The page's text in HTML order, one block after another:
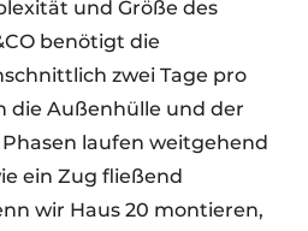
und Größe des
benötigt die
zwei Tage pro
die Außenhülle und der
laufen weitgehend
ein Zug fließend
wir Haus 20 montieren,